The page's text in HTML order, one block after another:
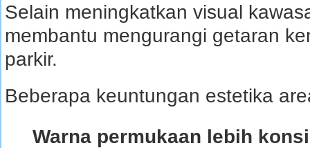
Selain meningkatkan visual
membantu mengurangi getaran
parkir.
Beberapa keuntungan estetika
Warna permukaan lebih